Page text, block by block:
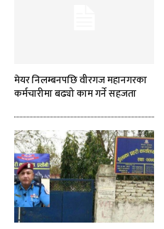
मेयर निलम्बनपछि वीरगज महानगरका
कर्मचारीमा बढ्यो काम गर्ने सहजता